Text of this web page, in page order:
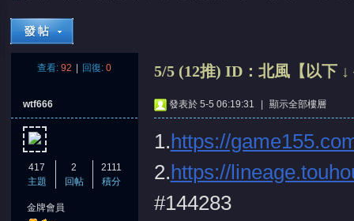
查看: 92 回復: 0 5/5 (12推) ID：北風【以下
wtf666
417
主題
2
回帖
2111
積分
金牌會員
發表於 5-5 06:19:31 顯示全部樓層
1.https://
2.https://
#144283